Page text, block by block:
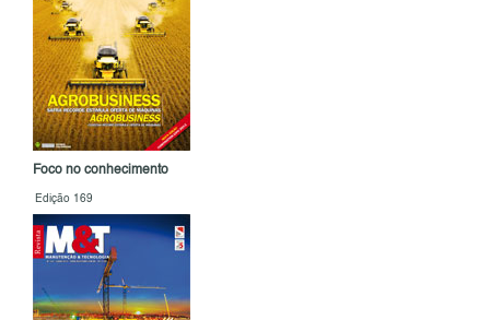
Foco no conhecimento
Edição 169